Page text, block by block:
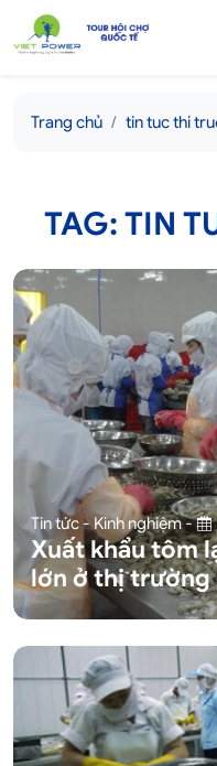
Trang chủ tin tuc thi
TAG: TIN
Tin tức - Kinh nghiệm-
Xuất khẩu tôm
lớn ở thị trường